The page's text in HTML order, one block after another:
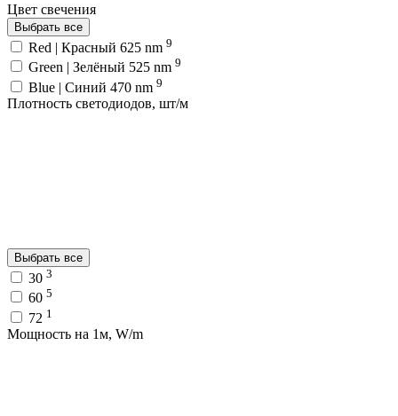
Цвет свечения
Выбрать все
Red | Красный 625 nm 9
Green | Зелёный 525 nm 9
Blue | Синий 470 nm 9
Плотность светодиодов, шт/м
Выбрать все
30 3
60 5
72 1
Мощность на 1м, W/m